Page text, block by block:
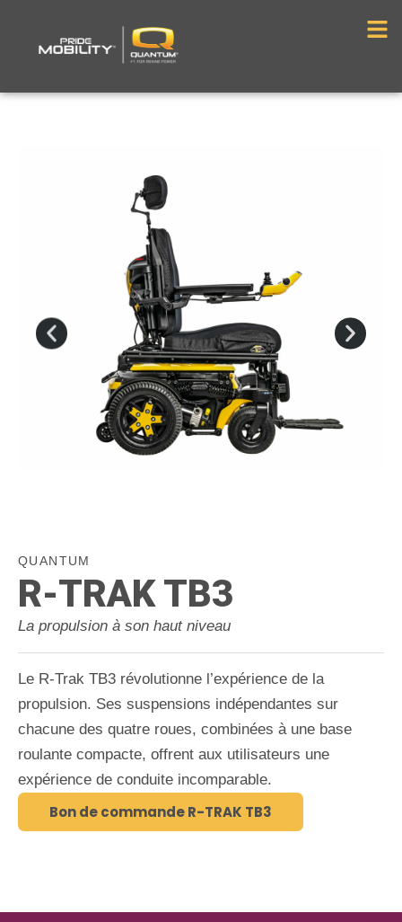
QUANTUM
R-TRAK TB3
La propulsion à son haut niveau
Le R-Trak TB3 révolutionne l’expérience de la
propulsion. Ses suspensions indépendantes sur
chacune des quatre roues, combinées à une base
roulante compacte, offrent aux utilisateurs une
expérience de conduite incomparable.
Bon de commande R-TRAK TB3